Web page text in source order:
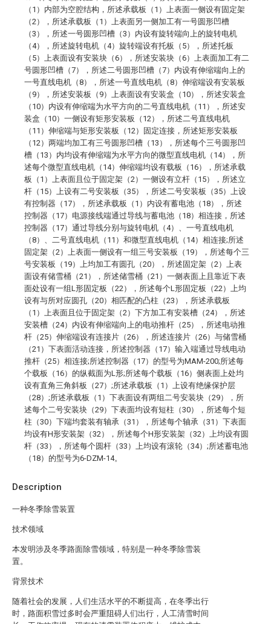
Description
一种冬季除雪装置
技术领域
本发明涉及冬季路面除雪领域，特别是一种冬季除雪装
置。
背景技术
随着社会的发展，人们生活水平的不断提高，在冬季出行
时，路面积雪过多时会严重阻碍人们出行，人工清雪时间
（1）内部为空腔结构，所述承载板（1）上表面一侧设有固定架
（2），所述承载板（1）上表面另一侧加工有一号圆形凹槽
（3），所述一号圆形凹槽（3）内设有旋转端向上的旋转电机
（4），所述旋转电机（4）旋转端设有托板（5），所述托板
（5）上表面设有安装块（6），所述安装块（6）上表面加工有二
号圆形凹槽（7），所述二号圆形凹槽（7）内设有伸缩端向上的
一号直线电机（8），所述一号直线电机（8）伸缩端设有安装板
（9），所述安装板（9）上表面设有安装盒（10），所述安装盒
（10）内设有伸缩端为水平方向的二号直线电机（11），所述安
装盒（10）一侧设有矩形安装板（12），所述二号直线电机
（11）伸缩端与矩形安装板（12）固定连接，所述矩形安装板
（12）两端均加工有三号圆形凹槽（13），所述每个三号圆形凹
槽（13）内均设有伸缩端为水平方向的微型直线电机（14），所
述每个微型直线电机（14）伸缩端均设有载板（16），所述承载
板（1）上表面且位于固定架（2）一侧设有立杆（15），所述立
杆（15）上设有二号安装板（35），所述二号安装板（35）上设
有控制器（17），所述承载板（1）内设有蓄电池（18），所述
控制器（17）电源接线端通过导线与蓄电池（18）相连接，所述
控制器（17）通过导线分别与旋转电机（4）、一号直线电机
（8）、二号直线电机（11）和微型直线电机（14）相连接;所述
固定架（2）上表面一侧设有一组三号安装板（19），所述每个三
号安装板（19）上均加工有圆孔（20），所述固定架（2）上表
面设有储雪桶（21），所述储雪桶（21）一侧表面上且靠近下表
面处设有一组L形固定板（22），所述每个L形固定板（22）上均
设有与所对应圆孔（20）相匹配的凸柱（23），所述承载板
（1）上表面且位于固定架（2）下方加工有安装槽（24），所述
安装槽（24）内设有伸缩端向上的电动推杆（25），所述电动推
杆（25）伸缩端设有连接片（26），所述连接片（26）与储雪桶
（21）下表面活动连接，所述控制器（17）输入端通过导线电动
推杆（25）相连接;所述控制器（17）的型号为MAM-200;所述每
个载板（16）的纵截面为L形;所述每个载板（16）侧表面上处均
设有直角三角斜板（27）;所述承载板（1）上设有绝缘保护层
（28）;所述承载板（1）下表面设有两组二号安装块（29），所
述每个二号安装块（29）下表面均设有短柱（30），所述每个短
柱（30）下端均套装有轴承（31），所述每个轴承（31）下表面
均设有H形安装架（32），所述每个H形安装架（32）上均设有圆
杆（33），所述每个圆杆（33）上均设有滚轮（34）;所述蓄电池
（18）的型号为6-DZM-14。